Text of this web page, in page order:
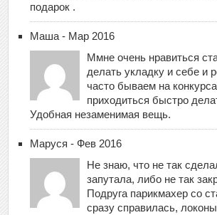
подарок .
Маша - Мар 2016
Ммне очень нравиться
делать укладку и себе и
часто бываем на
приходиться быстро
Удобная незаменимая вещь.
Маруся - Фев 2016
Не знаю, что не так
запутала, либо не так
Подруга парикмахер со
сразу справилась,